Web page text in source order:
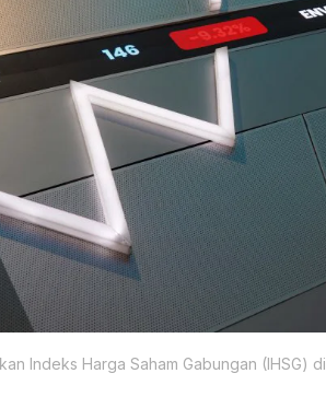
Indeks Harga Saham Gabungan (IHSG)